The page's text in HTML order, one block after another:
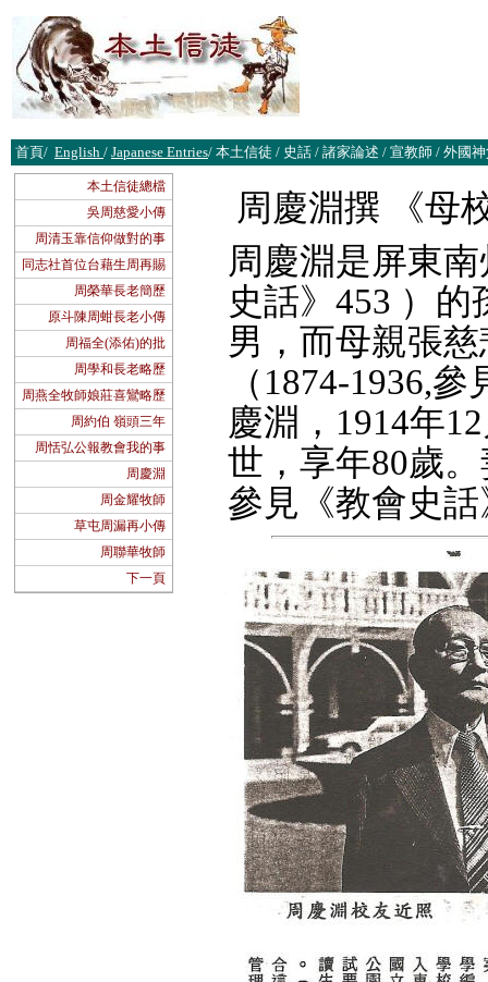
首頁/ English / Japanese Entries/ 本土信徒 / 史話 / 諸家論述 / 宣教師 / 外國
本土信徒總檔
吳周慈愛小傳
周清玉靠信仰做對的事
同志社首位台藉生周再賜
周榮華長老簡歷
原斗陳周蚶長老小傳
周福全(添佑)的批
周學和長老略歷
周燕全牧師娘莊喜鸞略歷
周約伯 嶺頭三年
周恬弘公報教會我的事
周慶淵
周金耀牧師
草屯周漏再小傳
周聯華牧師
下一頁
周慶淵撰 《母
周慶淵是屏東
史話》453 ）的
男，而母親張
（1874-1936,
慶淵，1914年
世，享年80歲
參見《教會史